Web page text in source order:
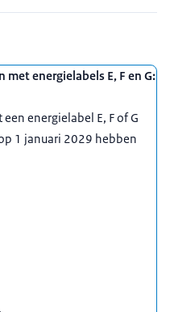
energielabels E, F en G:
energielabel E, F of G
1 januari 2029 hebben